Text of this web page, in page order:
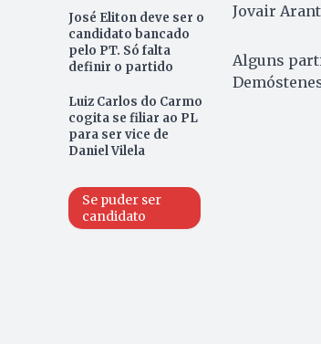
José Eliton deve ser o
candidato bancado
pelo PT. Só falta
definir o partido
Luiz Carlos do Carmo
cogita se filiar ao PL
para ser vice de
Daniel Vilela
Se puder ser
candidato
Jovair
Alguns